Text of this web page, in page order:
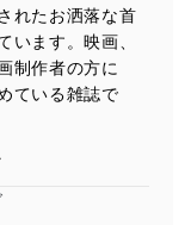
れたお洒落な首
います。映画、
制作者の方に
ている雑誌で